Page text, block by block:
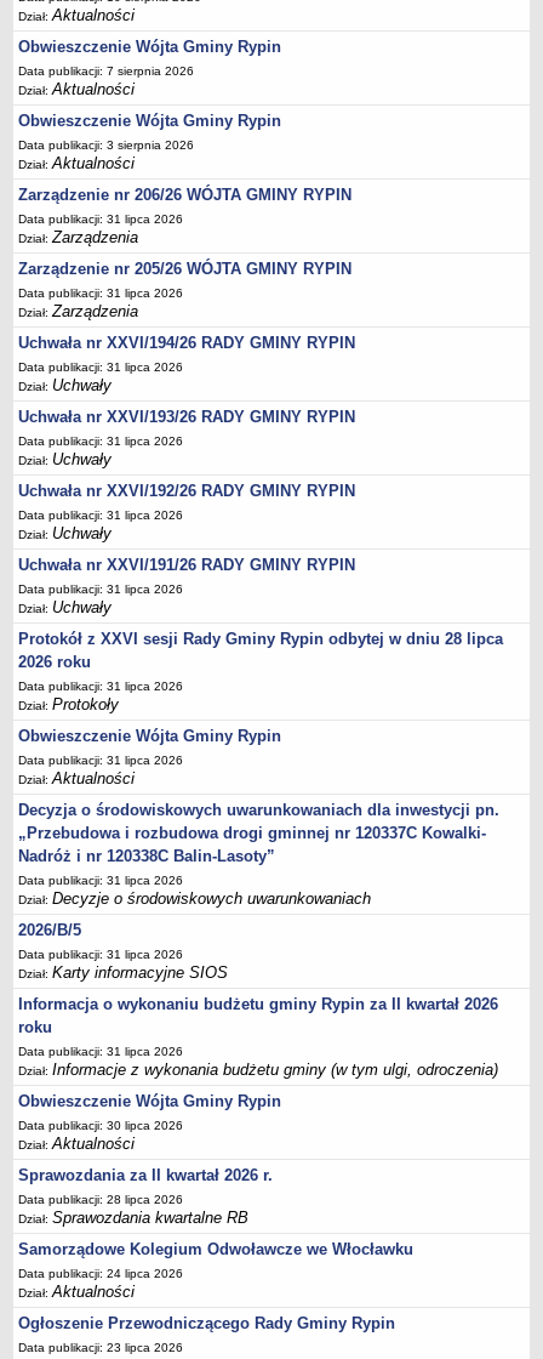
Wnioski
WŁADZE I STRUKTURA
Struktura organizacyjna
Rada gminy
Wójt
Urząd gminy
Jednostki organizacyjne, GOPS, Instytucja kultury, OSP
Jednostki pomocnicze - sołectwa
Plan pracy komisji rewizyjnej
Sesje Rady Gminy Rypin
PRAWO LOKALNE
Statut
Strategia rozwoju
Uchwały
Projekty uchwał
Protokoły
Imienne wykazy głosowań radnych
Postać dokumentów
Akty Prawne, Dzienniki Ustaw, Monitory Polskie
Prawo miejscowe
Zarządzenia
Studium uwarunkowań i kierunków zagospodarowania
przestrzennego
Dane przestrzenne - MPZP
Stałe obwody głosowania, numery, granice oraz siedziby
obwodowych komisji wyborczych, opis granic okręgów wyborczych
Plan ogólny gminy Rypin
FINANSE GMINY
Budżet
Zmiany budżetu
Wieloletnia Prognoza Finansowa
Majątek gminy
Majątek jednostek organizacyjnych
Dług publiczny
Realizacja inwestycji
Sprawozdania z wykonania budżetu
Sprawozdania kwartalne RB
Sprawozdania finansowe
Informacje z wykonania budżetu gminy (w tym ulgi, odroczenia)
SPRAWY DO ZAŁATWIENIA
BUDOWA PRZYDOMOWYCH OCZYSZCZALNI ŚCIEKÓW -
DOFINANSOWANIE
Preferencyjny zakup węgla
Wykaz spraw
Dział:Aktualności
Obwieszczenie Wójta Gminy Rypin
Data publikacji: 7 sierpnia 2026
Dział:Aktualności
Obwieszczenie Wójta Gminy Rypin
Data publikacji: 3 sierpnia 2026
Dział:Aktualności
Zarządzenie nr 206/26 WÓJTA GMINY RYPIN
Data publikacji: 31 lipca 2026
Dział:Zarządzenia
Zarządzenie nr 205/26 WÓJTA GMINY RYPIN
Data publikacji: 31 lipca 2026
Dział:Zarządzenia
Uchwała nr XXVI/194/26 RADY GMINY RYPIN
Data publikacji: 31 lipca 2026
Dział: Uchwały
Uchwała nr XXVI/193/26 RADY GMINY RYPIN
Data publikacji: 31 lipca 2026
Dział: Uchwały
Uchwała nr XXVI/192/26 RADY GMINY RYPIN
Data publikacji: 31 lipca 2026
Dział: Uchwały
Uchwała nr XXVI/191/26 RADY GMINY RYPIN
Data publikacji: 31 lipca 2026
Dział: Uchwały
Protokół z XXVI sesji Rady Gminy Rypin odbytej w dniu 28 lipca
2026 roku
Data publikacji: 31 lipca 2026
Dział:Protokoły
Obwieszczenie Wójta Gminy Rypin
Data publikacji: 31 lipca 2026
Dział:Aktualności
Decyzja o środowiskowych uwarunkowaniach dla inwestycji pn.
„Przebudowa i rozbudowa drogi gminnej nr 120337C Kowalki-
Nadróż i nr 120338C Balin-Lasoty”
Data publikacji: 31 lipca 2026
Dział:Decyzje o środowiskowych uwarunkowaniach
2026/B/5
Data publikacji: 31 lipca 2026
Dział:Karty informacyjne SIOS
Informacja o wykonaniu budżetu gminy Rypin za II kwartał 2026
roku
Data publikacji: 31 lipca 2026
Dział:Informacje z wykonania budżetu gminy (w tym ulgi, odroczenia)
Obwieszczenie Wójta Gminy Rypin
Data publikacji: 30 lipca 2026
Dział:Aktualności
Sprawozdania za II kwartał 2026 r.
Data publikacji: 28 lipca 2026
Dział:Sprawozdania kwartalne RB
Samorządowe Kolegium Odwoławcze we Włocławku
Data publikacji: 24 lipca 2026
Dział:Aktualności
Ogłoszenie Przewodniczącego Rady Gminy Rypin
Data publikacji: 23 lipca 2026